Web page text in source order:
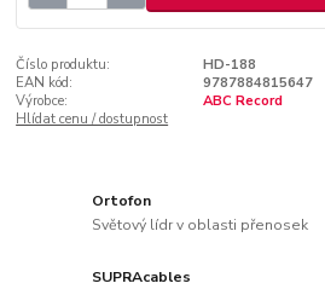
Číslo produktu:
HD-188
EAN kód:
9787884815647
Výrobce:
ABC Record
Hlídat cenu / dostupnost
Ortofon
Světový lídr v oblasti přenosek
SUPRAcables